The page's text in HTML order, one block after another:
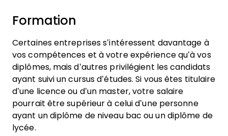
Formation
Certaines entreprises s’intéressent davantage à
vos compétences et à votre expérience qu’à vos
diplômes, mais d’autres privilégient les candidats
ayant suivi un cursus d’études. Si vous êtes titulaire
d’une licence ou d’un master, votre salaire
pourrait être supérieur à celui d’une personne
ayant un diplôme de niveau bac ou un diplôme de
lycée.